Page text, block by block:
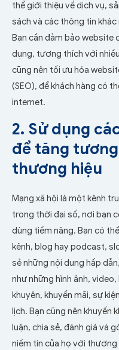
thể giới thiệu về dịch vụ,
sách và các thông tin
Bạn cần đảm bảo website
dụng, tương thích với
cũng nên tối ưu hóa
(SEO), để khách hàng có
internet.
2. Sử dụng
để tăng
thương hiệu
Mạng xã hội là một kênh
trong thời đại số, nơi bạn
dùng tiềm năng. Bạn có
kênh, blog hay podcast,
sẻ những nội dung hấp
như những hình ảnh,
khuyên, khuyến mãi, sự
lịch. Bạn cũng nên khuyến
luận, chia sẻ, đánh giá và
niềm tin của họ với thương